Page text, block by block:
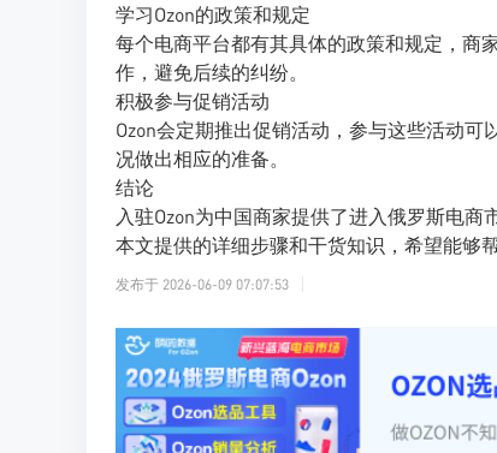
学习Ozon的政策和规定
每个电商平台都有其具体的政策和规定，商
作，避免后续的纠纷。
积极参与促销活动
Ozon会定期推出促销活动，参与这些活动
况做出相应的准备。
结论
入驻Ozon为中国商家提供了进入俄罗斯电
本文提供的详细步骤和干货知识，希望能够
发布于 2026-06-09 07:07:53